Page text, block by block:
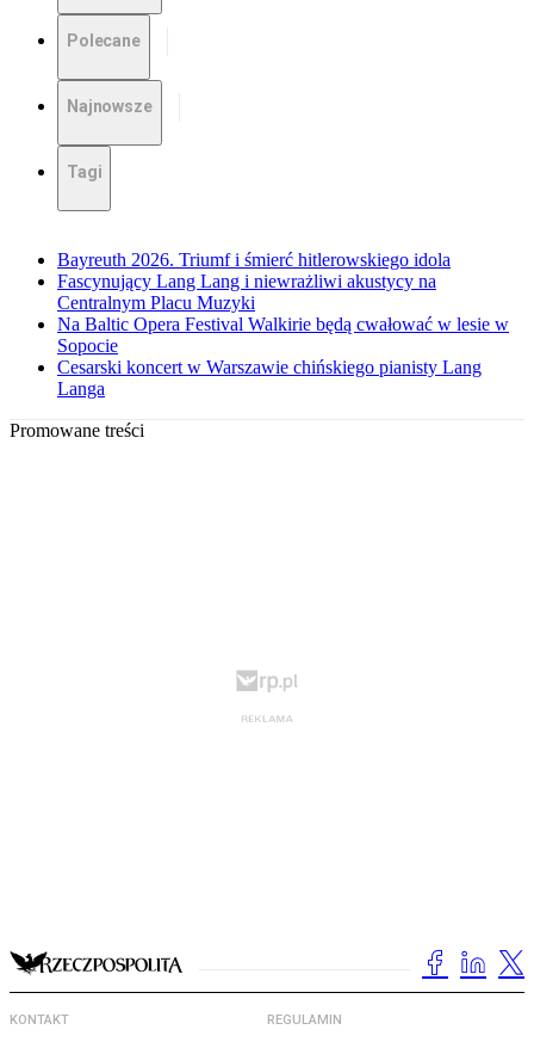
Polecane
Najnowsze
Tagi
Bayreuth 2026. Triumf i śmierć hitlerowskiego idola
Fascynujący Lang Lang i niewrażliwi akustycy na
Centralnym Placu Muzyki
Na Baltic Opera Festival Walkirie będą cwałować w lesie w
Sopocie
Cesarski koncert w Warszawie chińskiego pianisty Lang
Langa
Promowane treści
KONTAKT REGULAMIN